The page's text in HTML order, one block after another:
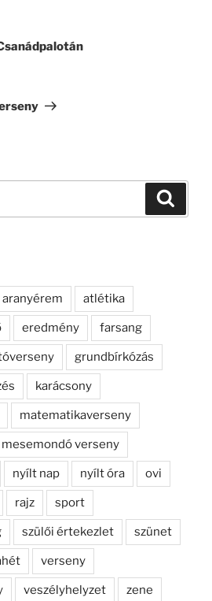
aranyérem atlétika
eredmény farsang
grundbírkózás
karácsony
matematikaverseny
mesemondó verseny
nyílt nap nyílt óra ovi
rajz sport
szülői értekezlet szünet
verseny
veszélyhelyzet zene